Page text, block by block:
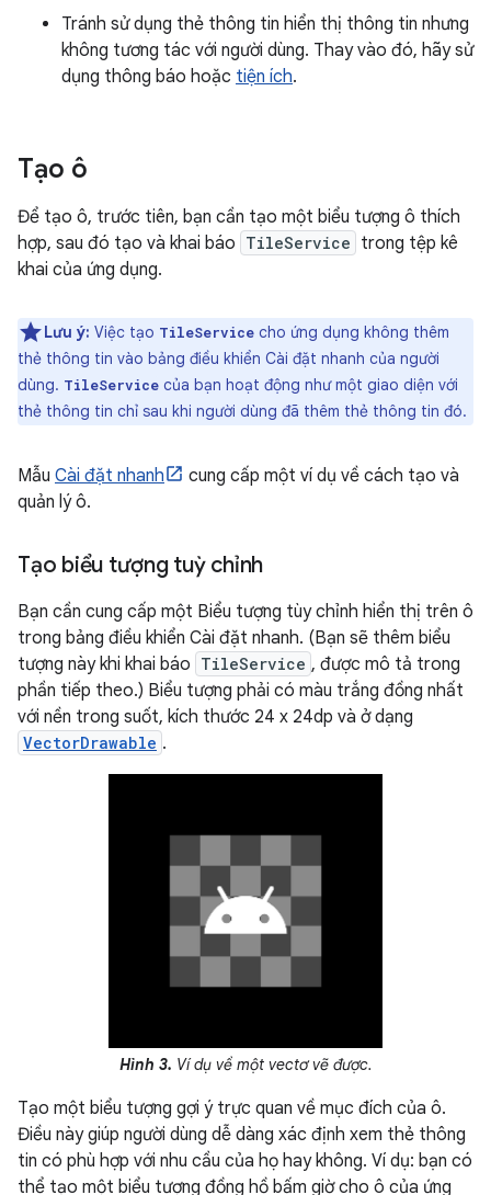
Tránh sử dụng thẻ thông tin hiển thị thông tin nhưng
không tương tác với người dùng. Thay vào đó, hãy sử
dụng thông báo hoặc tiện ích.
Tạo ô
Để tạo ô, trước tiên, bạn cần tạo một biểu tượng ô thích
hợp, sau đó tạo và khai báo TileService trong tệp kê
khai của ứng dụng.
Lưu ý: Việc tạo TileService cho ứng dụng không thêm
thẻ thông tin vào bảng điều khiển Cài đặt nhanh của người
dùng. TileService của bạn hoạt động như một giao diện với
thẻ thông tin chỉ sau khi người dùng đã thêm thẻ thông tin đó.
Mẫu Cài đặt nhanh
cung cấp một ví dụ về cách tạo và
quản lý ô.
Tạo biểu tượng tuỳ chỉnh
Bạn cần cung cấp một Biểu tượng tùy chỉnh hiển thị trên ô
trong bảng điều khiển Cài đặt nhanh. (Bạn sẽ thêm biểu
tượng này khi khai báo TileService , được mô tả trong
phần tiếp theo.) Biểu tượng phải có màu trắng đồng nhất
với nền trong suốt, kích thước 24 x 24dp và ở dạng
VectorDrawable .
Hình 3. Ví dụ về một vectơ vẽ được.
Tạo một biểu tượng gợi ý trực quan về mục đích của ô.
Điều này giúp người dùng dễ dàng xác định xem thẻ thông
tin có phù hợp với nhu cầu của họ hay không. Ví dụ: bạn có
thể tạo một biểu tượng đồng hồ bấm giờ cho ô của ứng